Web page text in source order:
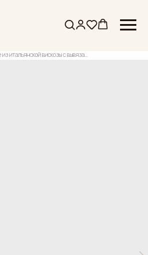
Платье из итальянской вискозы с вывязанными цветами SS'25